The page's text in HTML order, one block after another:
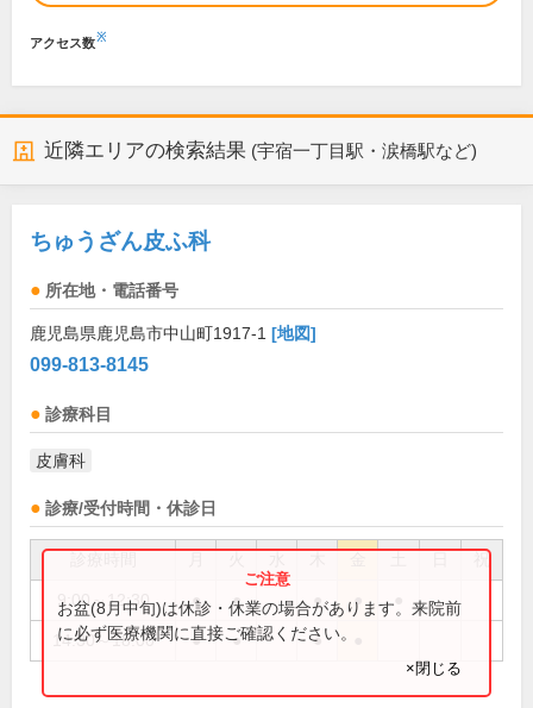
アクセス数※
近隣エリアの検索結果 (宇宿一丁目駅・涙橋駅など)
ちゅうざん皮ふ科
所在地・電話番号
鹿児島県鹿児島市中山町1917-1 [地図]
099-813-8145
診療科目
皮膚科
診療/受付時間・休診日
祝
9:00～12:30 ● ● ● ●
14:30～18:00 ● ● ●
お盆(8月中旬)は休診・休業の場合があります。来院前
に必ず医療機関に直接ご確認ください。
×閉じる